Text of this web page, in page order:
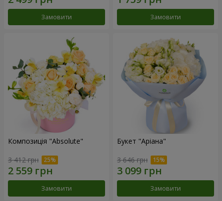
Замовити Замовити
Композиція "Absolute"
3 412 грн
Замовити
Букет "Аріана"
3 646 грн
Замовити